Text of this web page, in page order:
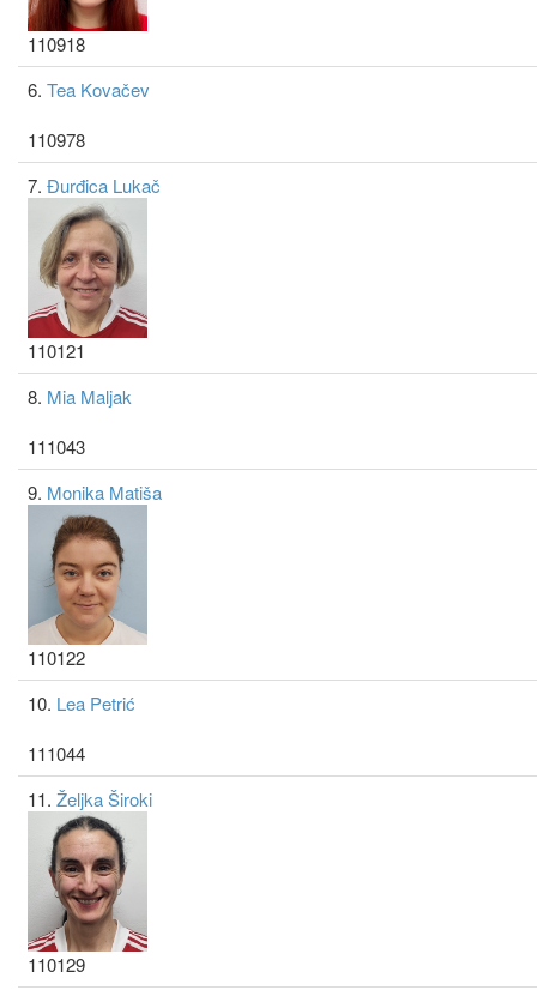
110918
6. Tea Kovačev
110978
7. Đurđica Lukač
110121
8. Mia Maljak
111043
9. Monika Matiša
110122
10. Lea Petrić
111044
11. Željka Široki
110129